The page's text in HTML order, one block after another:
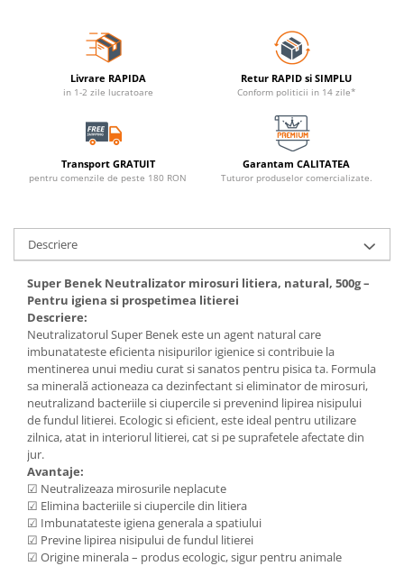
Livrare RAPIDA
in 1-2 zile lucratoare
Retur RAPID si SIMPLU
Conform politicii in 14 zile*
Transport GRATUIT
pentru comenzile de peste 180 RON
Garantam CALITATEA
Tuturor produselor comercializate.
Descriere
Super Benek Neutralizator mirosuri litiera, natural, 500g –
Pentru igiena si prospetimea litierei
Descriere:
Neutralizatorul Super Benek este un agent natural care
imbunatateste eficienta nisipurilor igienice si contribuie la
mentinerea unui mediu curat si sanatos pentru pisica ta. Formula
sa minerală actioneaza ca dezinfectant si eliminator de mirosuri,
neutralizand bacteriile si ciupercile si prevenind lipirea nisipului
de fundul litierei. Ecologic si eficient, este ideal pentru utilizare
zilnica, atat in interiorul litierei, cat si pe suprafetele afectate din
jur.
Avantaje:
☑ Neutralizeaza mirosurile neplacute
☑ Elimina bacteriile si ciupercile din litiera
☑ Imbunatateste igiena generala a spatiului
☑ Previne lipirea nisipului de fundul litierei
☑ Origine minerala – produs ecologic, sigur pentru animale